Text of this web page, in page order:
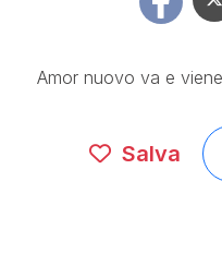
Amor nuovo va e
Salva